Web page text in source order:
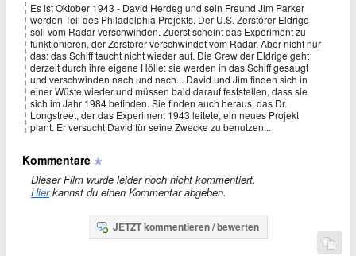
Es ist Oktober 1943 - David Herdeg und sein Freund Jim Parker
werden Teil des Philadelphia Projekts. Der U.S. Zerstörer Eldrige
soll vom Radar verschwinden. Zuerst scheint das Experiment zu
funktionieren, der Zerstörer verschwindet vom Radar. Aber nicht nur
das: das Schiff taucht nicht wieder auf. Die Crew der Eldrige geht
derzeit durch ihre eigene Hölle: sie werden in das Schiff gesaugt
und verschwinden nach und nach... David und Jim finden sich in
einer Wüste wieder und müssen bald darauf feststellen, dass sie
sich im Jahr 1984 befinden. Sie finden auch heraus, das Dr.
Longstreet, der das Experiment 1943 leitete, ein neues Projekt
plant. Er versucht David für seine Zwecke zu benutzen...
Kommentare
Dieser Film wurde leider noch nicht kommentiert.
Hierkannst du einen Kommentar abgeben.
JETZT kommentieren / bewerten